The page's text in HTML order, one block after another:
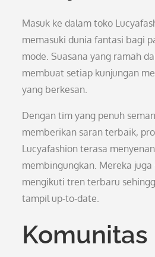
Masuk ke dalam toko
memasuki dunia fantasi bagi
mode. Suasana yang ramah
membuat setiap kunjungan
yang berkesan.
Dengan tim yang penuh
memberikan saran terbaik,
Lucyafashion terasa
membingungkan. Mereka juga
mengikuti tren terbaru
tampil up-to-date.
Komunitas